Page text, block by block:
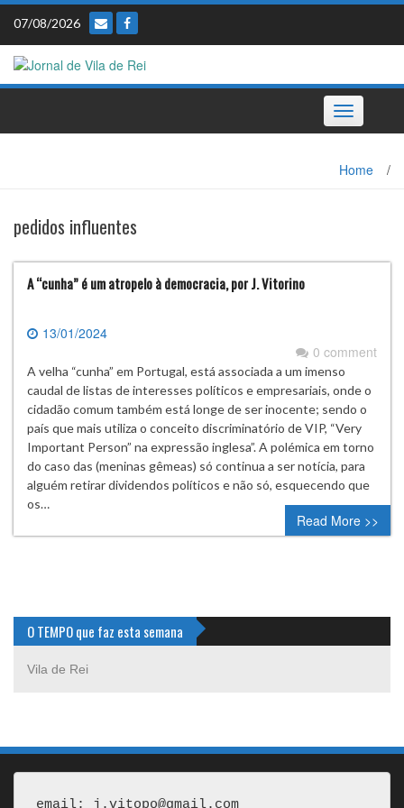
Skip
content
07/08/2026
Toggle
navigation
Home /
pedidos influentes
A “cunha” é um atropelo à democracia, por J. Vitorino
13/01/2024
0 comment
A velha “cunha” em Portugal, está associada a um imenso
caudal de listas de interesses políticos e empresariais, onde o
cidadão comum também está longe de ser inocente; sendo o
país que mais utiliza o conceito discriminatório de VIP, “Very
Important Person” na expressão inglesa”. A polémica em torno
do caso das (meninas gêmeas) só continua a ser notícia, para
alguém retirar dividendos políticos e não só, esquecendo que
os…
Read More >>
O TEMPO que faz esta semana
Vila de Rei